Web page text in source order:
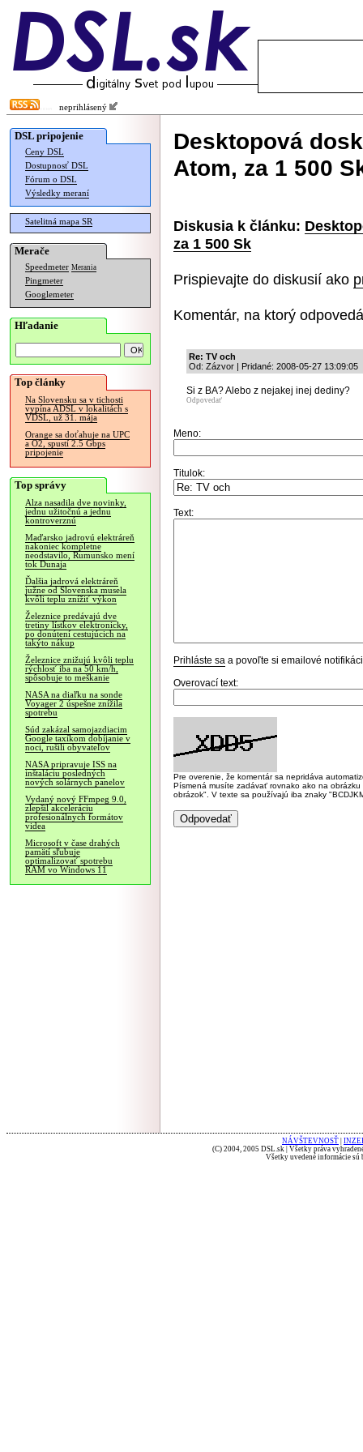
neprihlásený
DSL pripojenie
Ceny DSL
Dostupnosť DSL
Fórum o DSL
Výsledky meraní
Satelitná mapa SR
Merače
Speedmeter Merania
Pingmeter
Googlemeter
Hľadanie
Top články
Na Slovensku sa v tichosti
vypína ADSL v lokalitách s
VDSL, už 31. mája
Orange sa doťahuje na UPC
a O2, spustí 2.5 Gbps
pripojenie
Top správy
Alza nasadila dve novinky,
jednu užitočnú a jednu
kontroverznú
Maďarsko jadrovú elektráreň
nakoniec kompletne
neodstavilo, Rumunsko mení
tok Dunaja
Ďalšia jadrová elektráreň
južne od Slovenska musela
kvôli teplu znížiť výkon
Železnice predávajú dve
tretiny lístkov elektronicky,
po donútení cestujúcich na
takýto nákup
Železnice znižujú kvôli teplu
rýchlosť iba na 50 km/h,
spôsobuje to meškanie
NASA na diaľku na sonde
Voyager 2 úspešne znížila
spotrebu
Súd zakázal samojazdiacim
Google taxíkom dobíjanie v
noci, rušili obyvateľov
NASA pripravuje ISS na
inštaláciu posledných
nových solárnych panelov
Vydaný nový FFmpeg 9.0,
zlepšil akceleráciu
profesionálnych formátov
videa
Microsoft v čase drahých
pamätí sľubuje
optimalizovať spotrebu
RAM vo Windows 11
Desktopová
Atom, za 1 500
Diskusia k článku:
za 1 500 Sk
Prispievajte do diskusií ako
Komentár, na ktorý
Re: TV och
Od: Zázvor | Pridané: 2008-05-27 13:09:05
Si z BA? Alebo z nejakej inej dediny?
Odpovedať
Meno:
Titulok:
Text:
Prihláste sa a povoľte si emailové
Overovací text:
Pre overenie, že komentár sa nepridáva
Písmená musíte zadávať rovnako ako na
obrázok". V texte sa používajú iba znaky
NÁVŠTEVNOSŤ
(C) 2004, 2005 DSL.sk | Všetky práva
Všetky uvedené informácie sú